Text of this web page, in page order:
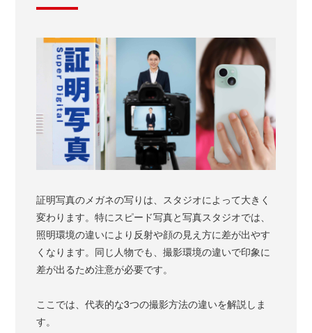
証明写真のメガネの写りは、スタジオによって大きく
変わります。特にスピード写真と写真スタジオでは、
照明環境の違いにより反射や顔の見え方に差が出やす
くなります。同じ人物でも、撮影環境の違いで印象に
差が出るため注意が必要です。
ここでは、代表的な3つの撮影方法の違いを解説しま
す。